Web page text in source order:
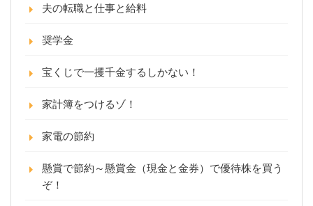
夫の転職と仕事と給料
奨学金
宝くじで一攫千金するしかない！
家計簿をつけるゾ！
家電の節約
懸賞で節約～懸賞金（現金と金券）で優待株を買う
ぞ！